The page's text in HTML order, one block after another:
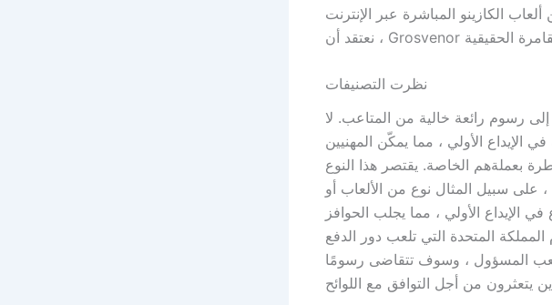
الكازينو المباشرة عبر الإنترنت
نظرت التصنيفات
رسوم رائعة خالية من المتاعب. لا
الإيداع الأولي ، مما يمكّن المهنيين
بعملةهم الخاصة. يقتصر هذا النوع
على سبيل المثال نوع من الألعاب أو
الإيداع الأولي ، مما يجلب الحوافز
المتحدة التي تلعب دور الدفع
المسؤول ، وسوف تتقاضى رسومًا